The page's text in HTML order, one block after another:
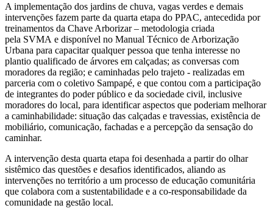
A implementação dos jardins de chuva, vagas verdes e demais
intervenções fazem parte da quarta etapa do PPAC, antecedida por
treinamentos da Chave Arborizar – metodologia criada
pela SVMA e disponível no Manual Técnico de Arborização
Urbana para capacitar qualquer pessoa que tenha interesse no
plantio qualificado de árvores em calçadas; as conversas com
moradores da região; e caminhadas pelo trajeto - realizadas em
parceria com o coletivo Sampapé, e que contou com a participação
de integrantes do poder público e da sociedade civil, inclusive
moradores do local, para identificar aspectos que poderiam melhorar
a caminhabilidade: situação das calçadas e travessias, existência de
mobiliário, comunicação, fachadas e a percepção da sensação do
caminhar.
A intervenção desta quarta etapa foi desenhada a partir do olhar
sistêmico das questões e desafios identificados, aliando as
intervenções no território a um processo de educação comunitária
que colabora com a sustentabilidade e a co-responsabilidade da
comunidade na gestão local.